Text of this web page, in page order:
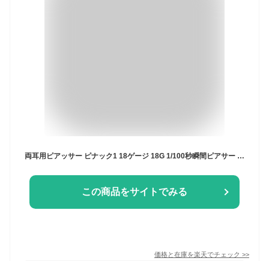
両耳用ピアッサー ピナック1 18ゲージ 18G 1/100秒瞬間ピアサー 金属アレルギー対応 安心 サージカルステンレス K24 ファーストピアス つけっぱなし
この商品をサイトでみる
価格と在庫を楽天でチェック >>